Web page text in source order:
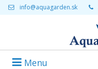
info@aquagarden.sk
Menu